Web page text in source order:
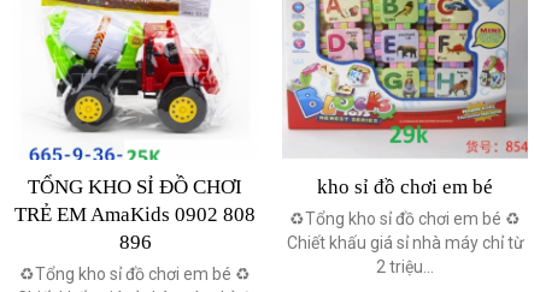
TỔNG KHO SỈ ĐỒ CHƠI
TRẺ EM AmaKids 0902 808
896
♻️Tổng kho sỉ đồ chơi em bé ♻️
kho sỉ đồ chơi em bé
♻️Tổng kho sỉ đồ chơi em bé ♻️
Chiết khấu giá sỉ nhà máy chỉ từ
2 triệu...